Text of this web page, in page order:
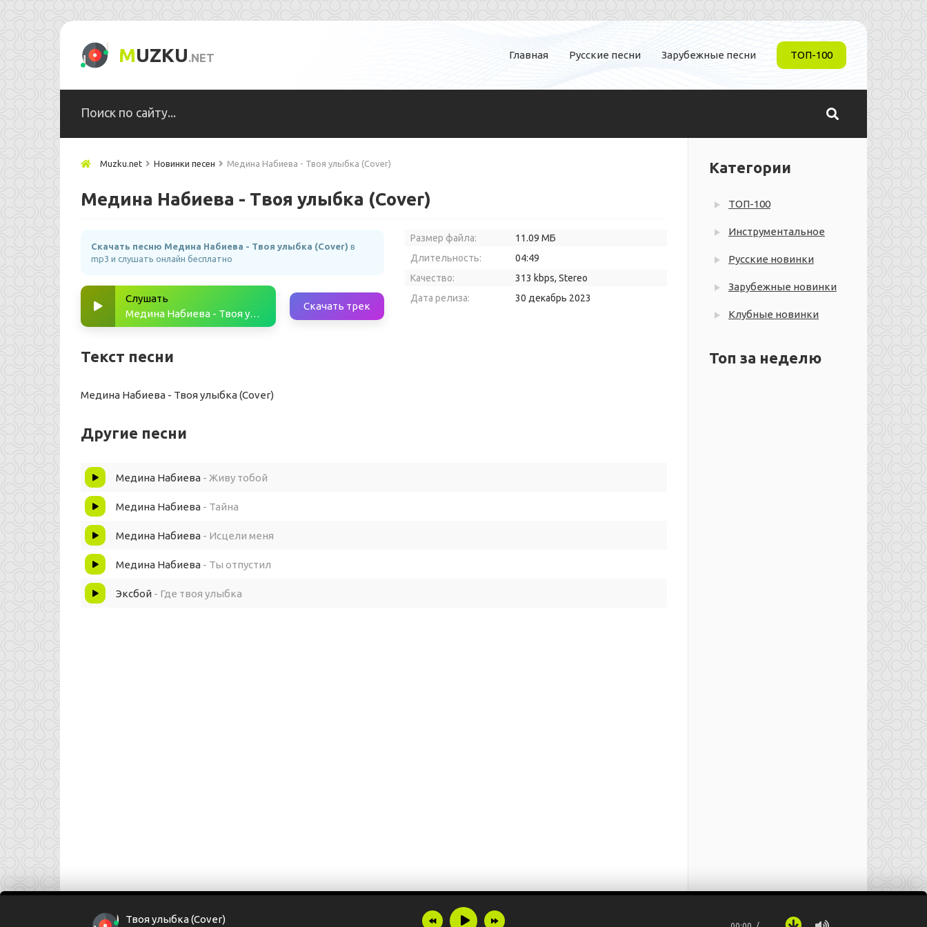
MUZKU.NET Главная Русские песни Зарубежные песни ТОП-100
Muzku.net Новинки песен Медина Набиева - Твоя улыбка (Cover)
Медина Набиева - Твоя улыбка (Cover)
Скачать песню Медина Набиева - Твоя улыбка (Cover) в
mp3 и слушать онлайн бесплатно
Слушать
Медина Набиева - Твоя улыбка (Cover)
Скачать трек
Размер файла:
11.09 МБ
Длительность:
04:49
Качество:
313 kbps, Stereo
Дата релиза:
30 декабрь 2023
Текст песни
Медина Набиева - Твоя улыбка (Cover)
Другие песни
Медина Набиева - Живу тобой
Медина Набиева - Тайна
Медина Набиева - Исцели меня
Медина Набиева - Ты отпустил
Эксбой - Где твоя улыбка
Категории
ТОП-100
Инструментальное
Русские новинки
Зарубежные новинки
Клубные новинки
Топ за неделю
Твоя улыбка (Cover)